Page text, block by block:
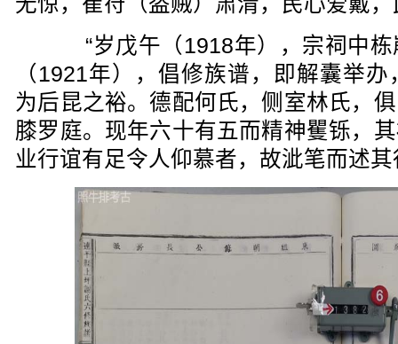
“岁戊午（1918年），宗祠中栋
（1921年），倡修族谱，即解囊举
为后昆之裕。德配何氏，侧室林氏，
膝罗庭。现年六十有五而精神矍铄，
业行谊有足令人仰慕者，故泚笔而述其